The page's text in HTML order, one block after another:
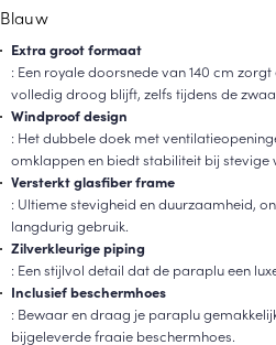
Blauw
Extra groot formaat
: Een royale doorsnede van 140 cm
volledig droog blijft, zelfs tijdens de
Windproof design
: Het dubbele doek met
omklappen en biedt stabiliteit bij stevige
Versterkt glasfiber frame
: Ultieme stevigheid en duurzaamheid,
langdurig gebruik.
Zilverkleurige piping
: Een stijlvol detail dat de paraplu een
Inclusief beschermhoes
: Bewaar en draag je paraplu
bijgeleverde fraaie beschermhoes.